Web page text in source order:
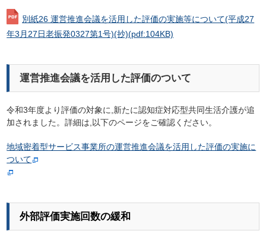
別紙26 運営推進会議を活用した評価の実施等について(平成27
年3月27日老振発0327第1号)(抄)(pdf:104KB)
運営推進会議を活用した評価のついて
令和3年度より評価の対象に,新たに認知症対応型共同生活介護が追
加されました。詳細は,以下のページをご確認ください。
地域密着型サービス事業所の運営推進会議を活用した評価の実施に
ついて
外部評価実施回数の緩和